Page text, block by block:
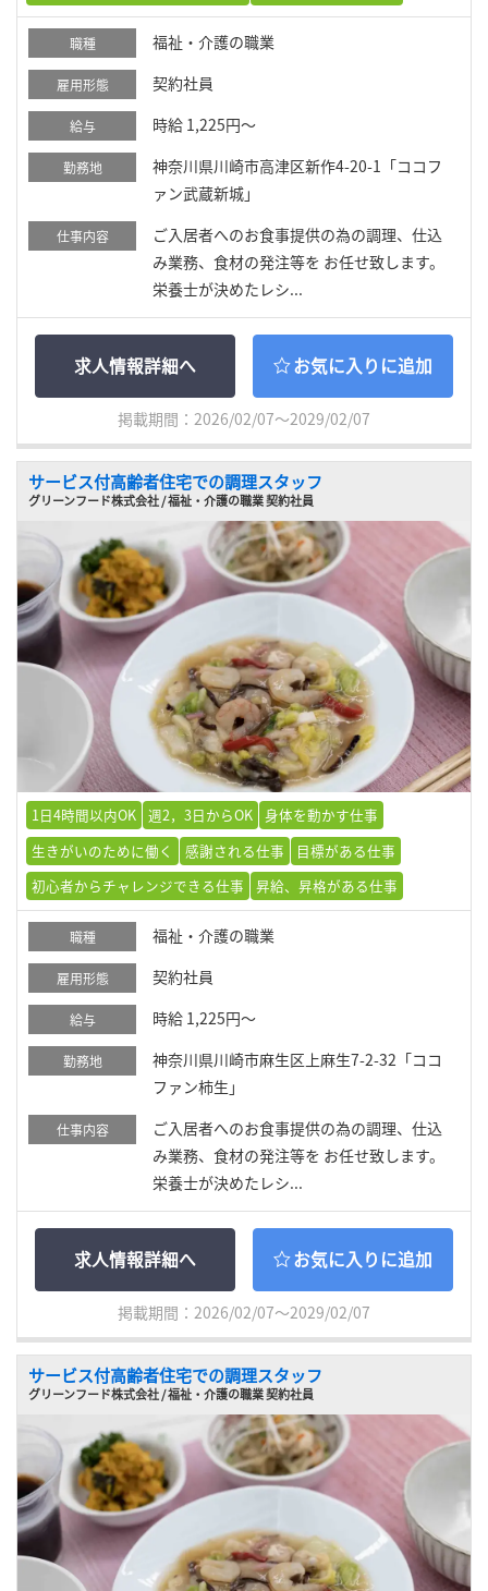
職種 福祉・介護の職業
雇用形態 契約社員
給与 時給 1,225円～
勤務地
神奈川県川崎市高津区新作4-20-1「ココフ
ァン武蔵新城」
仕事内容
ご入居者へのお食事提供の為の調理、仕込
み業務、食材の発注等を お任せ致します。
栄養士が決めたレシ...
求人情報詳細へ お気に入りに追加
掲載期間：2026/02/07～2029/02/07
サービス付高齢者住宅での調理スタッフ
グリーンフード株式会社 / 福祉・介護の職業 契約社員
1日4時間以内OK 週2，3日からOK 身体を動かす仕事
生きがいのために働く
感謝される仕事
目標がある仕事
初心者からチャレンジできる仕事
昇給、昇格がある仕事
職種 福祉・介護の職業
雇用形態 契約社員
給与 時給 1,225円～
勤務地
神奈川県川崎市麻生区上麻生7-2-32「ココ
ファン柿生」
仕事内容
ご入居者へのお食事提供の為の調理、仕込
み業務、食材の発注等を お任せ致します。
栄養士が決めたレシ...
求人情報詳細へ お気に入りに追加
掲載期間：2026/02/07～2029/02/07
サービス付高齢者住宅での調理スタッフ
グリーンフード株式会社 / 福祉・介護の職業 契約社員